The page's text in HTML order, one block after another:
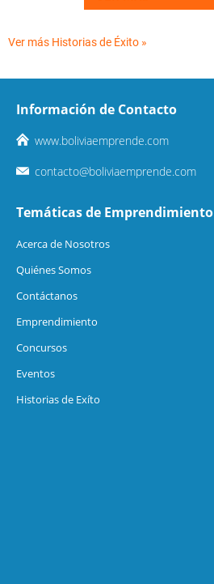
Ver más Historias de Éxito »
Información de Contacto
www.boliviaemprende.com
contacto@boliviaemprende.com
Temáticas de Emprendimiento
Acerca de Nosotros
Quiénes Somos
Contáctanos
Emprendimiento
Concursos
Eventos
Historias de Exíto